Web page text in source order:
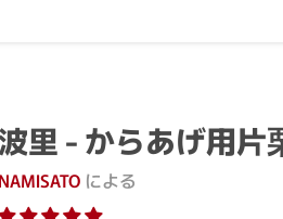
里 - からあげ用片
NAMISATOによる